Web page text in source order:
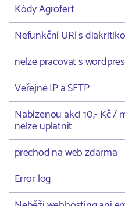
Kódy Agrofert
Nefunkční URl s
nelze pracovat s
Veřejné IP a SFTP
Nabízenou akci 10,- Kč /
nelze uplatnit
prechod na web zdarma
Error log